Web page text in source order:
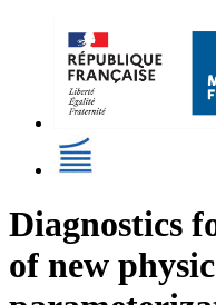
Diagnostics
of new